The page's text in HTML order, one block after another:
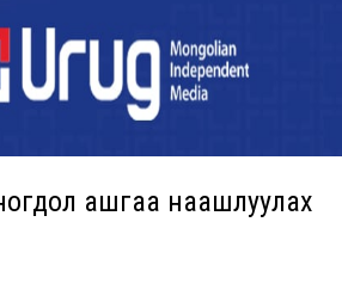
ашгаа наашлуулах